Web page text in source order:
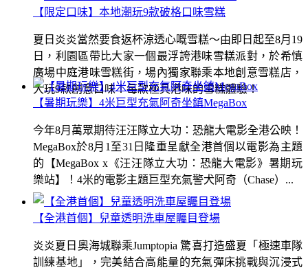
【限定口味】本地潮玩9款破格口味雪糕
夏日炎炎當然要食返杯涼透心嘅雪糕～由即日起至8月19
日，利園區帶比大家一個最浮誇港味雪糕派對，於希慎
廣場中庭港味雪糕街，場內獨家聯乘本地創意雪糕店，
大玩9款創意口味！每款極具港味的雪糕體驗！
【全港首個】兒童透明洗車屋矚目登場
炎炎夏日奧海城聯乘Jumptopia 驚喜打造盛夏「極速車隊
訓練基地」，完美結合高能量的充氣彈床挑戰與沉浸式
【暑期玩樂】4米巨型充氣阿奇坐鎮MegaBox
今年8月萬眾期待汪汪隊立大功：恐龍大電影全港公映！
MegaBox於8月1至31日隆重呈獻全港首個以電影為主題
的【MegaBox x《汪汪隊立大功：恐龍大電影》暑期玩
樂站】！4米的電影主題巨型充氣警犬阿奇（Chase）...